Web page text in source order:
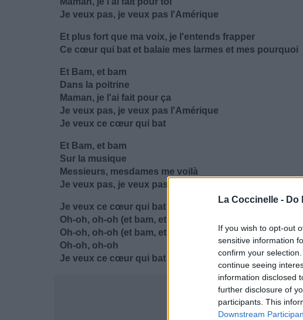
La Coccinelle - Do
If you wish to opt-out
sensitive information
confirm your
continue seeing
information disclosed
further disclosure of
participants. This
Downstream
Je veux pas, je veux pas l'Amérique
Et plus fort que ma voix, je l'entends frapper
Ce cœur qui bat et balaie mes larmes et mes pourquoi
Et Bam, et bam
Dans la poitrine
Maman, je l'ai fait pour ça
Je veux pas, je veux pas l'Amérique
Je veux ce cœur qui bat
Et Bam, et bam
Sur la musique
Messieurs, mesdames me voilà
Je veux pas, je veux pas l'Amérique
Je veux ce cœur qui bat (et bam, et bam)
Oh-oh, oh-oh (et bam, et bam)
Oh-oh, oh-oh (et bam, et bam)
Oh-oh, oh-oh
Je veux ce cœur qui bat